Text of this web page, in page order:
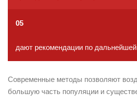
05
дают рекомендации по
Современные методы позволяют
большую часть популяции и